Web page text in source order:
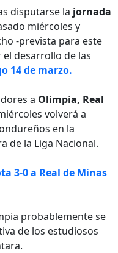
disputarse la jornada
miércoles y
-prevista para este
desarrollo de las
14 de marzo.
a Olimpia, Real
volverá a
en la
de la Liga Nacional.
3-0 a Real de Minas
probablemente se
de los estudiosos